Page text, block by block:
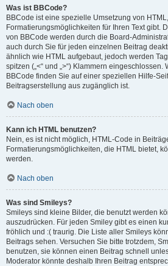
Was ist BBCode?
BBCode ist eine spezielle Umsetzung von
Formatierungsmöglichkeiten für Ihren Text gibt.
von BBCode werden durch die Board-
auch durch Sie für jeden einzelnen Beitrag
ähnlich wie HTML aufgebaut, jedoch werden
spitzen („<“ und „>“) Klammern eingeschlossen.
BBCode finden Sie auf einer speziellen Hilfe-
Beitragserstellung aus zugänglich ist.
Nach oben
Kann ich HTML benutzen?
Nein, es ist nicht möglich, HTML-Code in
Formatierungsmöglichkeiten, die HTML bietet,
werden.
Nach oben
Was sind Smileys?
Smileys sind kleine Bilder, die benutzt werden
auszudrücken. Für jeden Smiley gibt es einen
fröhlich und :( traurig. Die Liste aller Smileys
Beitrags sehen. Versuchen Sie bitte trotzdem,
benutzen, sie können einen Beitrag schnell
Moderator könnte deshalb Ihren Beitrag